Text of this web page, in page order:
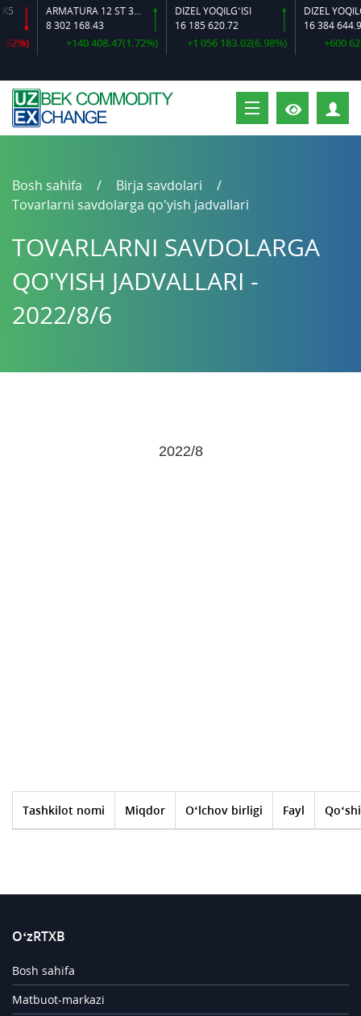
ARMATURA 12 ST 35 GS O‘LCHAMLI
8 302 168.43
+140 408.47(1.72%)
DIZEL YOQILG‘ISI
16 185 620.72
+1 056 183.02(6.98%)
16 384 644.92
+600
Bosh sahifa
Birja savdolari
Tovarlarni savdolarga qo'yish jadvallari
TOVARLARNI SAVDOLARGA
QO'YISH JADVALLARI -
2022/8/6
2022/8
Tashkilot nomi Miqdor O‘lchov birligi Fayl
O‘zRTXB
Bosh sahifa
Matbuot-markazi